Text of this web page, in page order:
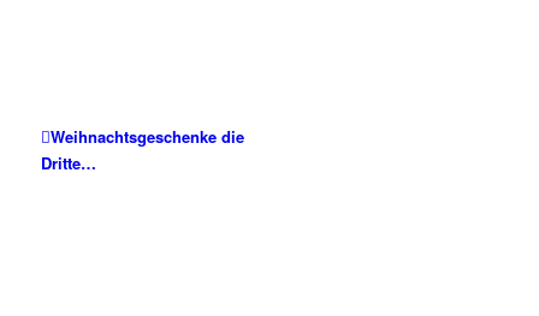
Weihnachtsgeschenke die
Dritte…